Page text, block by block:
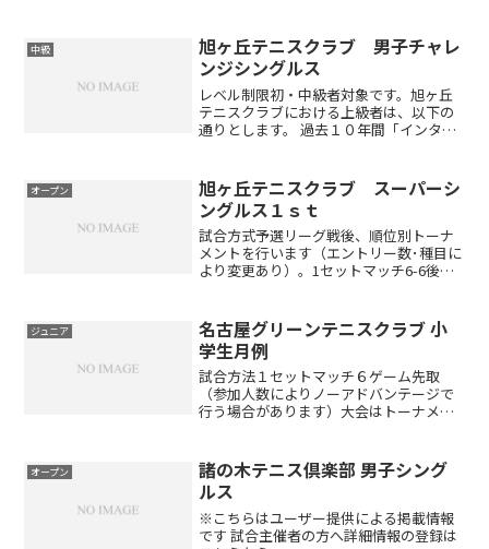
中級
旭ヶ丘テニスクラブ 男子チャレ
ンジシングルス
レベル制限初・中級者対象です。旭ヶ丘
テニスクラブにおける上級者は、以下の
通りとします。 過去１０年間「インター
阜県選手権本戦有資格選手」 職業インス
トラクターアクセス...
オープン
旭ヶ丘テニスクラブ スーパーシ
ングルス１ｓｔ
試合方式予選リーグ戦後、順位別トーナ
メントを行います（エントリー数･種目に
より変更あり）。1セットマッチ6-6後タ
車でお越しの方東名高速道路名古屋I.Cよ
り小牧ジャン...
ジュニア
名古屋グリーンテニスクラブ 小
学生月例
試合方法１セットマッチ６ゲーム先取
（参加人数によりノーアドバンテージで
行う場合があります）大会はトーナメン
マッチ（４ゲーム先取）もありますので
積極的に参加して下さい※筆...
オープン
諸の木テニス倶楽部 男子シング
ルス
※こちらはユーザー提供による掲載情報
です 試合主催者の方へ詳細情報の登録は